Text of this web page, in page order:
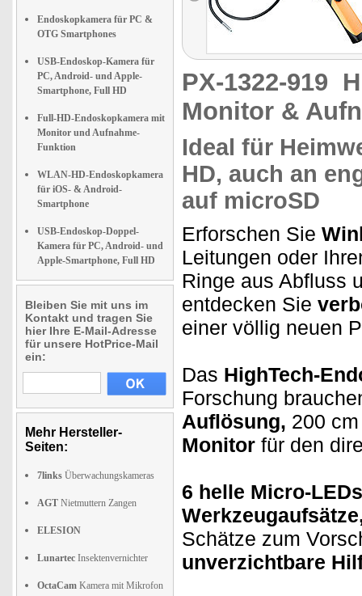
Endoskopkamera für PC &
OTG Smartphones
USB-Endoskop-Kamera für
PC, Android- und Apple-
Smartphone, Full HD
Full-HD-Endoskopkamera mit
Monitor und Aufnahme-
Funktion
WLAN-HD-Endoskopkamera
für iOS- & Android-
Smartphone
USB-Endoskop-Doppel-
Kamera für PC, Android- und
Apple-Smartphone, Full HD
Bleiben Sie mit uns im
Kontakt und tragen Sie
hier Ihre E-Mail-Adresse
für unsere HotPrice-Mail
ein:
Mehr Hersteller-
Seiten:
7links Überwachungskameras
AGT Nietmuttern Zangen
ELESION
Lunartec Insektenvernichter
OctaCam Kamera mit Mikrofon
PX-1322-919
Monitor &
Ideal für
HD, auch an
auf microSD
Erforschen Sie
Leitungen oder
Ringe aus Abfluss
entdecken Sie
einer völlig neuen
Das HighTech-
Forschung
Auflösung, 200
Monitor für den
6 helle Micro-LEDs
Schätze zum
unverzichtbare